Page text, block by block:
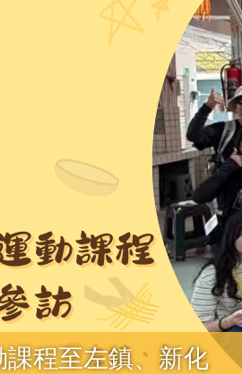
課程至左鎮、新化